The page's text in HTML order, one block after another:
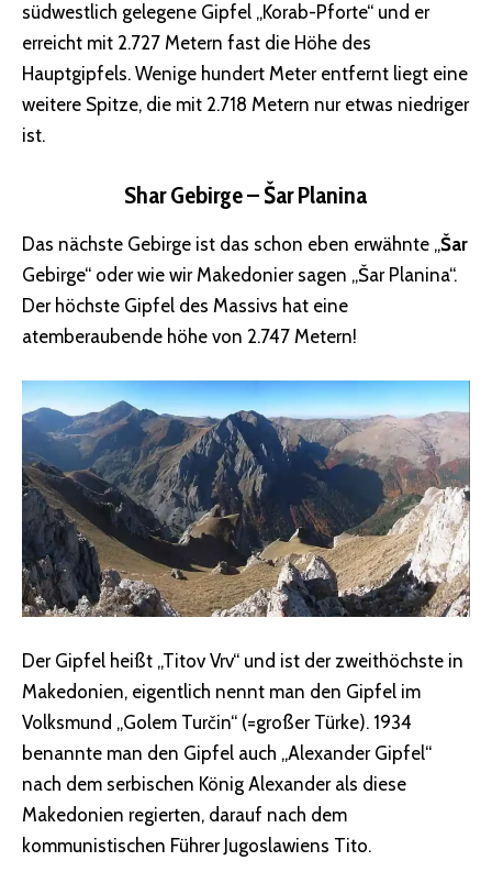
südwestlich gelegene Gipfel „Korab-Pforte“ und er
erreicht mit 2.727 Metern fast die Höhe des
Hauptgipfels. Wenige hundert Meter entfernt liegt eine
weitere Spitze, die mit 2.718 Metern nur etwas niedriger
ist.
Shar Gebirge – Šar Planina
Das nächste Gebirge ist das schon eben erwähnte „Šar
Gebirge“ oder wie wir Makedonier sagen „Šar Planina“.
Der höchste Gipfel des Massivs hat eine
atemberaubende höhe von 2.747 Metern!
Der Gipfel heißt „Titov Vrv“ und ist der zweithöchste in
Makedonien, eigentlich nennt man den Gipfel im
Volksmund „Golem Turčin“ (=großer Türke). 1934
benannte man den Gipfel auch „Alexander Gipfel“
nach dem serbischen König Alexander als diese
Makedonien regierten, darauf nach dem
kommunistischen Führer Jugoslawiens Tito.